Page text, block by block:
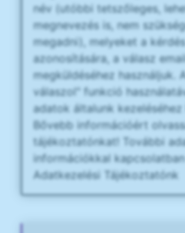
név (utóbbi tetszőleges,
megnevezés is, nem
megadni), melyeket a
azonosítására, a válasz
megküldéséhez használjuk.
válaszol" funkció
adatok általunk kezeléséhez
Bővebb információért
tájékoztatónkat! További
információkkal
Adatkezelési Tájékoztatónk